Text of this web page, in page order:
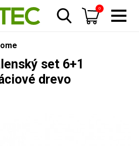
0
set 6+1
drevo